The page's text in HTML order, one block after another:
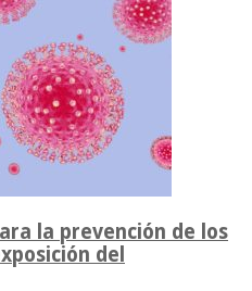
la prevención de los
del